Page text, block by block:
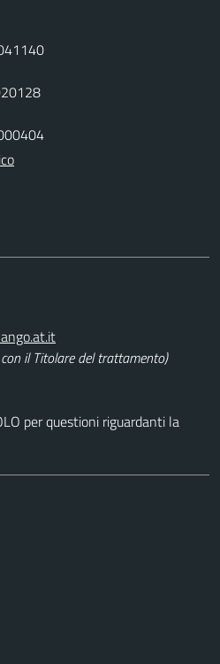
il Titolare del trattamento)
per questioni riguardanti la